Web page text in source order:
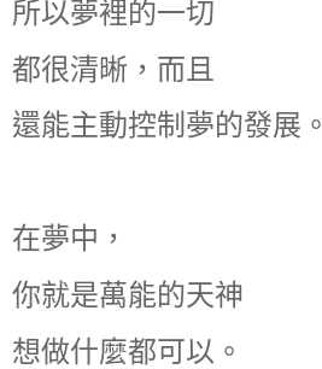
所以夢裡的一切
都很清晰，而且
還能主動控制夢的發展。
在夢中，
你就是萬能的天神
想做什麼都可以。